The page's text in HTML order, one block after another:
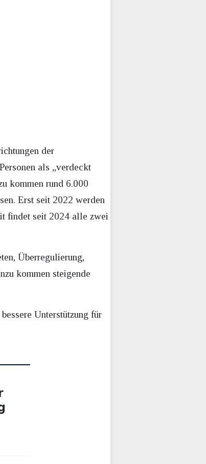
der
als „verdeckt
kommen rund 6.000
Erst seit 2022 werden
findet seit 2024 alle zwei
Überregulierung,
kommen steigende
Unterstützung für